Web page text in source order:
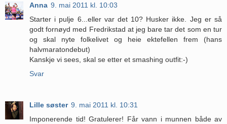
Anna 9. mai 2011 kl. 10:03
Starter i pulje 6...eller var det 10? Husker ikke. Jeg er så
godt fornøyd med Fredrikstad at jeg bare tar det som en tur
og skal nyte folkelivet og heie ektefellen frem (hans
halvmaratondebut)
Kanskje vi sees, skal se etter et smashing outfit:-)
Svar
Lille søster 9. mai 2011 kl. 10:31
Imponerende tid! Gratulerer! Får vann i munnen både av